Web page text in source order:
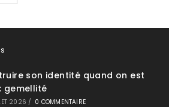
son identité quand on est
gemellité
2026 / 0 COMMENTAIRE